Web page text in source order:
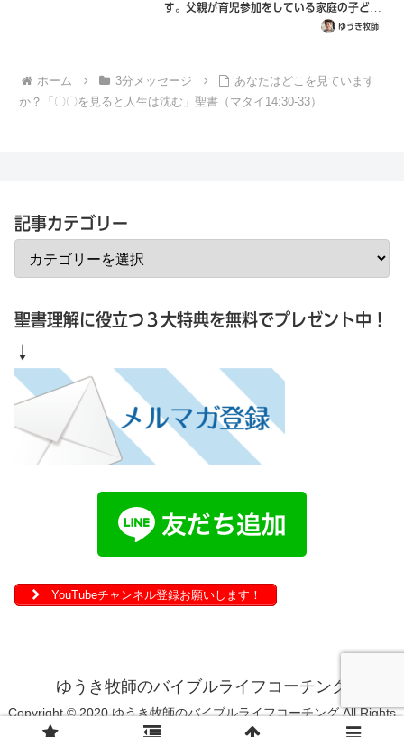
す。父親が育児参加をしている家庭の子ども
は、言語能力や学力が高い傾向にあると言わ
れています。母親が子どもを育てることや子
ゆうき牧師
ホーム 3分メッセージ
あなたはどこを見ています
か？「〇〇を見ると人生は沈む」聖書（マタイ14:30-33）
記事カテゴリー
聖書理解に役立つ３大特典を無料でプレゼント中！
↓
YouTubeチャンネル登録お願いします！
ゆうき牧師のバイブルライフコーチング
Copyright © 2020 ゆうき牧師のバイブルライフコーチング All Rights